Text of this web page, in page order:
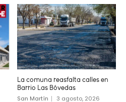
La comuna reasfalta calles en
Barrio Las Bóvedas
San Martín 3 agosto, 2026